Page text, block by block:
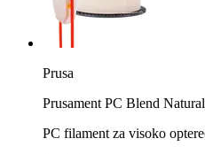
Prusa
Prusament PC Blend
PC filament za visoko